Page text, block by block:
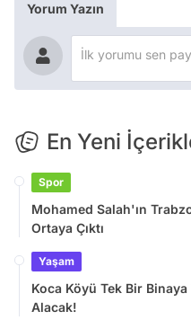
Yorum Yazın
En Yeni
Spor
Mohamed Salah'ın
Ortaya Çıktı
Yaşam
Koca Köyü Tek Bir
Alacak!